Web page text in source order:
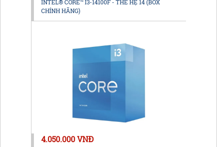
INTEL® CORE™ I3-14100F - THẾ HỆ 14 (BOX
CHÍNH HÃNG)
4.050.000 VNĐ